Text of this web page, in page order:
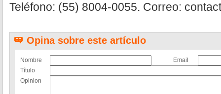
Teléfono: (55) 8004-0055. Correo:
Opina sobre este artículo
Nombre
Email
Título
Opinion